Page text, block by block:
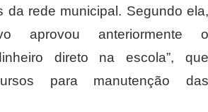
da rede municipal. Segundo ela,
aprovou anteriormente o
direto na escola”, que
para manutenção das